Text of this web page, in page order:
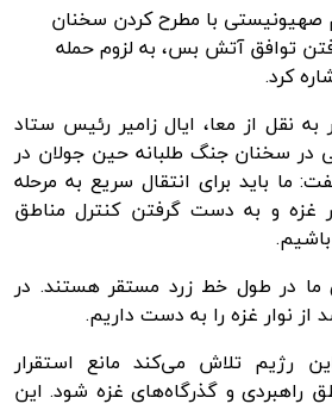
با مطرح کردن سخنان
توافق آتش بس، به لزوم حمله
کرد.
به نقل از معا، ایال زامیر رئیس ستاد
در سخنان جنگ طلبانه حینجولان در
ما باید برای انتقال سریع به مرحله
غزه و به دست گرفتن کنترل مناطق
ما در طول خطزرد مستقر هستند. در
رژیم تلاش می‌کند مانع استقرار
راهبردی و گذرگاه‌های غزه شود. این